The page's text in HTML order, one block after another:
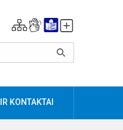
KONTAKTAI